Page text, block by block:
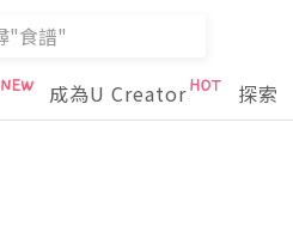
成為U Creator 探索